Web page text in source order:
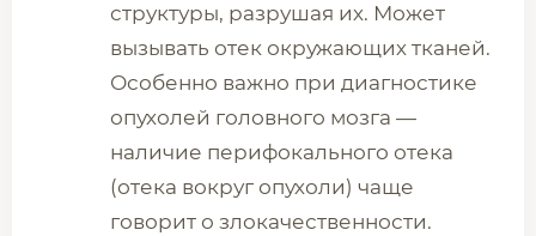
структуры, разрушая их. Может
вызывать отек окружающих тканей.
Особенно важно при диагностике
опухолей головного мозга —
наличие перифокального отека
(отека вокруг опухоли) чаще
говорит о злокачественности.